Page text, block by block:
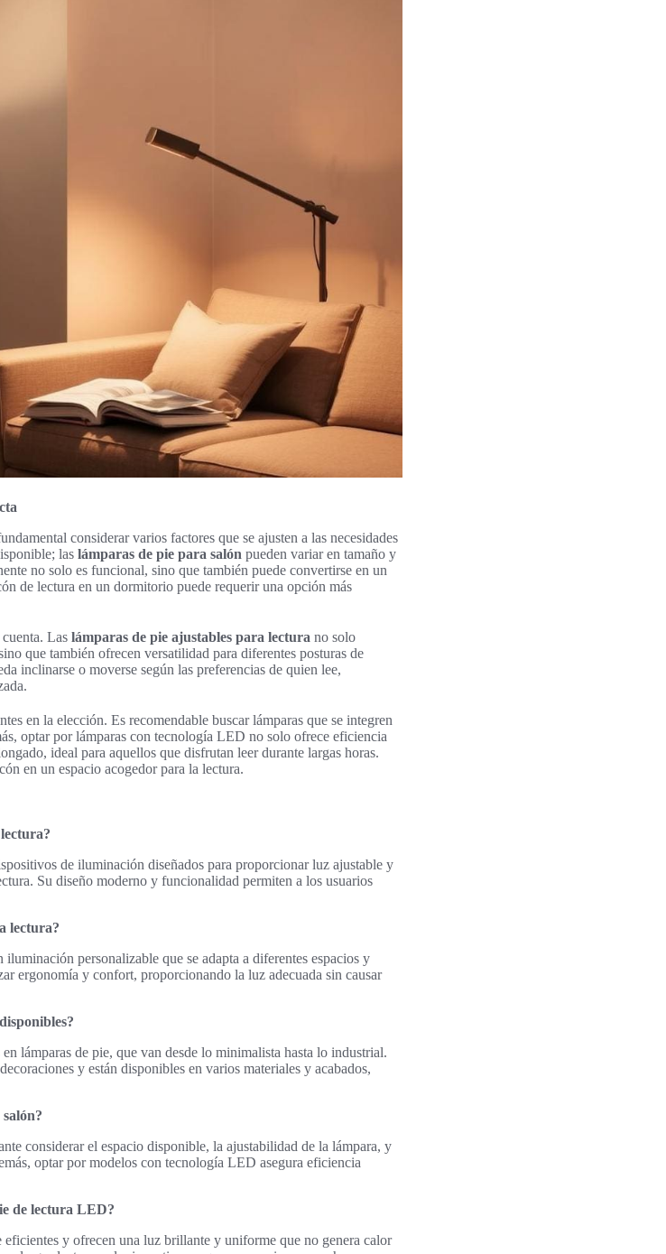
considerar varios factores que se ajusten a las necesidades
las lámparas de pie para salón pueden variar en tamaño y
no solo es funcional, sino que también puede convertirse en un
de lectura en un dormitorio puede requerir una opción más
Las lámparas de pie ajustables para lectura no solo
que también ofrecen versatilidad para diferentes posturas de
inclinarse o moverse según las preferencias de quien lee,
en la elección. Es recomendable buscar lámparas que se integren
optar por lámparas con tecnología LED no solo ofrece eficiencia
ideal para aquellos que disfrutan leer durante largas horas.
en un espacio acogedor para la lectura.
de iluminación diseñados para proporcionar luz ajustable y
Su diseño moderno y funcionalidad permiten a los usuarios
lectura?
personalizable que se adapta a diferentes espacios y
ergonomía y confort, proporcionando la luz adecuada sin causar
lámparas de pie, que van desde lo minimalista hasta lo industrial.
y están disponibles en varios materiales y acabados,
considerar el espacio disponible, la ajustabilidad de la lámpara, y
optar por modelos con tecnología LED asegura eficiencia
de lectura LED?
y ofrecen una luz brillante y uniforme que no genera calor